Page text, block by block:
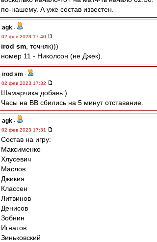
по-нашему. А уже состав известен.
agk -
02 фев 2023 17:40
irod sm , точняк)))
номер 11 - Николсон (не Джек).
irod sm -
02 фев 2023 17:32
Шамарчика добавь.)
Часы на ВВ сбились на 5 минут отставание.
agk -
02 фев 2023 17:31
Состав на игру:
Максименко
Хлусевич
Маслов
Джикия
Классен
Литвинов
Денисов
Зобнин
Игнатов
Зиньковский